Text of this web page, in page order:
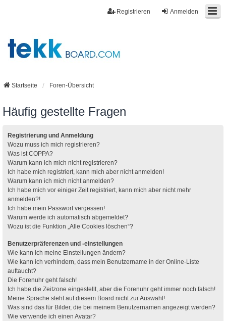
Anmelden
Registrieren
Startseite Foren-Übersicht
Häufig gestellte Fragen
Registrierung und Anmeldung
Wozu muss ich mich registrieren?
Was ist COPPA?
Warum kann ich mich nicht registrieren?
Ich habe mich registriert, kann mich aber nicht anmelden!
Warum kann ich mich nicht anmelden?
Ich habe mich vor einiger Zeit registriert, kann mich aber nicht mehr
anmelden?!
Ich habe mein Passwort vergessen!
Warum werde ich automatisch abgemeldet?
Wozu ist die Funktion „Alle Cookies löschen“?
Benutzerpräferenzen und -einstellungen
Wie kann ich meine Einstellungen ändern?
Wie kann ich verhindern, dass mein Benutzername in der Online-Liste
auftaucht?
Die Forenuhr geht falsch!
Ich habe die Zeitzone eingestellt, aber die Forenuhr geht immer noch falsch!
Meine Sprache steht auf diesem Board nicht zur Auswahl!
Was sind das für Bilder, die bei meinem Benutzernamen angezeigt werden?
Wie verwende ich einen Avatar?